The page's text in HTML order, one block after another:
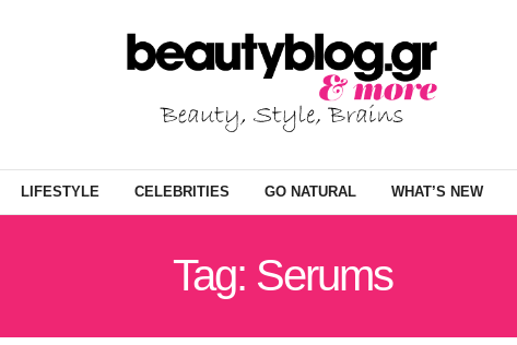
LIFESTYLE CELEBRITIES GO NATURAL WHAT’S NEW
Tag: Serums